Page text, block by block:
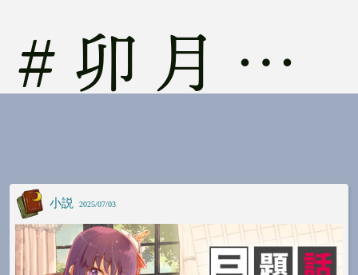
# 卯月秋千
小説 2025/07/03